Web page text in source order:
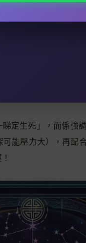
睇定生死」，而係強
可能壓力大），再配